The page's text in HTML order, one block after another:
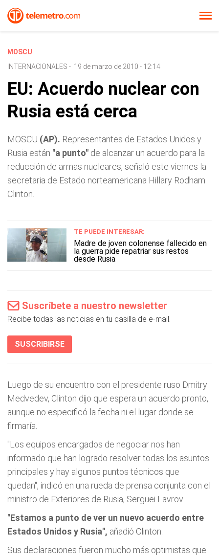
MOSCU
INTERNACIONALES - 19 de marzo de 2010 - 12:14
EU: Acuerdo nuclear con
Rusia está cerca
MOSCU (AP). Representantes de Estados Unidos y
Rusia están "a punto" de alcanzar un acuerdo para la
reducción de armas nucleares, señaló este viernes la
secretaria de Estado norteamericana Hillary Rodham
Clinton.
TE PUEDE INTERESAR:
Madre de joven colonense fallecido en
la guerra pide repatriar sus restos
desde Rusia
Suscríbete a nuestro newsletter
Recibe todas las noticias en tu casilla de e-mail.
SUSCRIBIRSE
Luego de su encuentro con el presidente ruso Dmitry
Medvedev, Clinton dijo que espera un acuerdo pronto,
aunque no especificó la fecha ni el lugar donde se
firmaría.
"Los equipos encargados de negociar nos han
informado que han logrado resolver todas los asuntos
principales y hay algunos puntos técnicos que
quedan", indicó en una rueda de prensa conjunta con el
ministro de Exteriores de Rusia, Serguei Lavrov.
"Estamos a punto de ver un nuevo acuerdo entre
Estados Unidos y Rusia", añadió Clinton.
Sus declaraciones fueron mucho más optimistas que